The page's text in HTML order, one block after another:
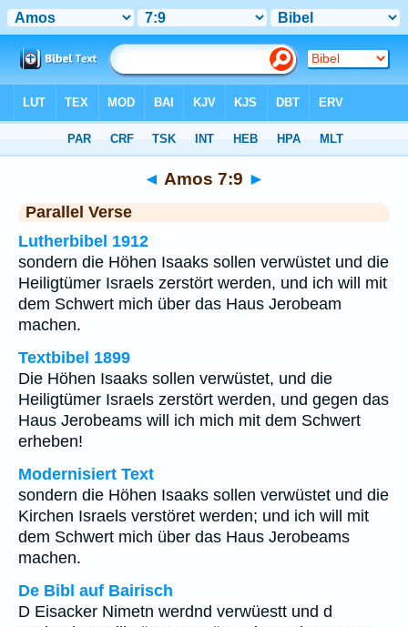
◄ Amos 7:9 ►
Parallel Verse
Lutherbibel 1912
sondern die Höhen Isaaks sollen verwüstet und die
Heiligtümer Israels zerstört werden, und ich will mit
dem Schwert mich über das Haus Jerobeam
machen.
Textbibel 1899
Die Höhen Isaaks sollen verwüstet, und die
Heiligtümer Israels zerstört werden, und gegen das
Haus Jerobeams will ich mich mit dem Schwert
erheben!
Modernisiert Text
sondern die Höhen Isaaks sollen verwüstet und die
Kirchen Israels verstöret werden; und ich will mit
dem Schwert mich über das Haus Jerobeams
machen.
De Bibl auf Bairisch
D Eisacker Nimetn werdnd verwüestt und d